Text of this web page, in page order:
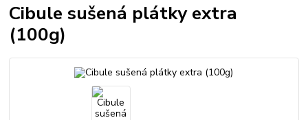
Cibule sušená plátky extra
(100g)